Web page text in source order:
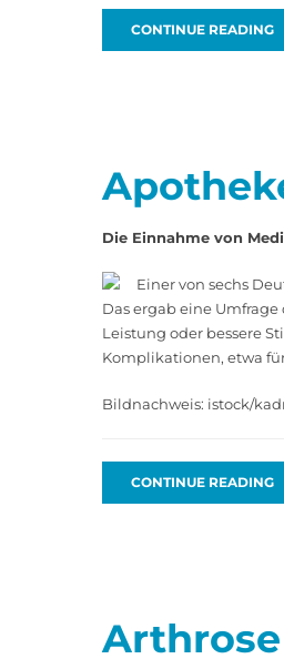
CONTINUE READING
Die Einnahme von
Einer von sechs
Das ergab eine
Leistung oder bessere
Komplikationen, etwa
Bildnachweis: istock/
CONTINUE READING